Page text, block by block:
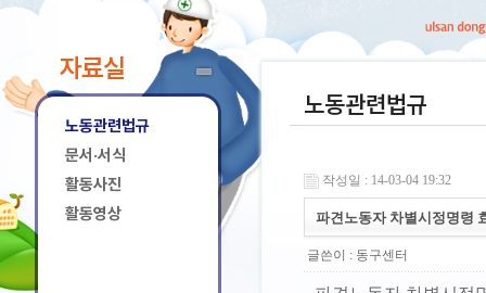
자료실
노동관련법규
문서·서식
활동사진
활동영상
노동관련법규
작성일 : 14-03-04 19:32
파견노동자 차별시정명령
글쓴이 : 동구센터